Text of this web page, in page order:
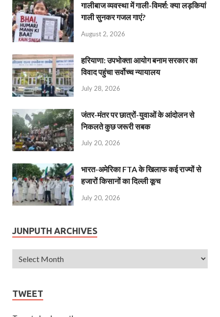
गालीबाज व्‍यवस्‍था में गाली-विमर्श: क्या लड़कियां
गाली सुनकर गजल गाएं?
August 2, 2026
हरियाणा: उपभोक्ता आयोग बनाम सरकार का
विवाद पहुंचा सर्वोच्च न्यायालय
July 28, 2026
जंतर-मंतर पर छात्रों-युवाओं के आंदोलन से
निकलते कुछ जरूरी सबक
July 20, 2026
भारत-अमेरिका FTA के खिलाफ कई राज्यों से
हजारों किसानों का दिल्ली कूच
July 20, 2026
JUNPUTH ARCHIVES
TWEET